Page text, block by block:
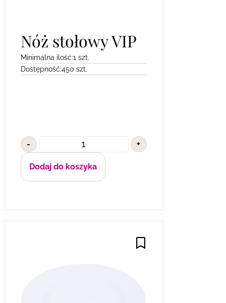
Nóż stołowy VIP
Minimalna ilość:1 szt.
Dostępność:450 szt.
- +
Dodaj do koszyka